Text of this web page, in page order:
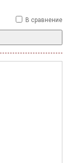
В сравнение